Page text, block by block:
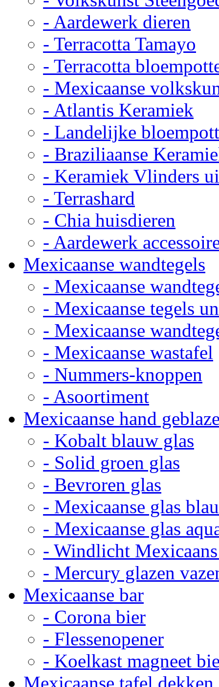
- Aardewerk dieren
- Terracotta Tamayo
- Terracotta
- Mexicaanse
- Atlantis Keramiek
- Landelijke
- Braziliaanse
- Keramiek Vlinders
- Terrashard
- Chia huisdieren
- Aardewerk
Mexicaanse wandtegels
- Mexicaanse
- Mexicaanse tegels
- Mexicaanse
- Mexicaanse wastafel
- Nummers-knoppen
- Asoortiment
Mexicaanse hand
- Kobalt blauw glas
- Solid groen glas
- Bevroren glas
- Mexicaanse glas
- Mexicaanse glas
- Windlicht
- Mercury glazen
Mexicaanse bar
- Corona bier
- Flessenopener
- Koelkast magneet
Mexicaanse tafel dekken